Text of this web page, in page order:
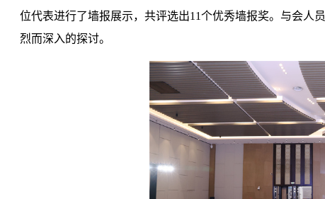
位代表进行了墙报展示，共评选出11个优秀墙报奖。与会人
烈而深入的探讨。